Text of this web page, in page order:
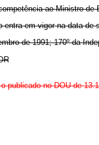
ao Ministro
entra em vigor na data de
de 1991; 170º da
publicado no DOU de